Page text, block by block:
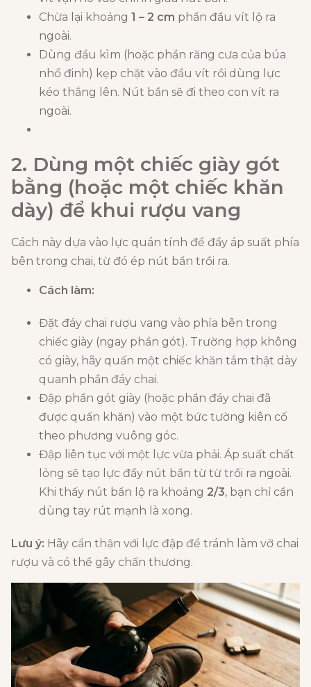
Chừa lại khoảng 1 – 2 cm phần đầu vít lộ ra
ngoài.
Dùng đầu kìm (hoặc phần răng cưa của búa
nhổ đinh) kẹp chặt vào đầu vít rồi dùng lực
kéo thẳng lên. Nút bần sẽ đi theo con vít ra
ngoài.
2. Dùng một chiếc giày gót
bằng (hoặc một chiếc khăn
dày) để khui rượu vang
Cách này dựa vào lực quán tính để đẩy áp suất phía
bên trong chai, từ đó ép nút bần trồi ra.
Cách làm:
Đặt đáy chai rượu vang vào phía bên trong
chiếc giày (ngay phần gót). Trường hợp không
có giày, hãy quấn một chiếc khăn tắm thật dày
quanh phần đáy chai.
Đập phần gót giày (hoặc phần đáy chai đã
được quấn khăn) vào một bức tường kiên cố
theo phương vuông góc.
Đập liên tục với một lực vừa phải. Áp suất chất
lỏng sẽ tạo lực đẩy nút bần từ từ trồi ra ngoài.
Khi thấy nút bần lộ ra khoảng 2/3, bạn chỉ cần
dùng tay rút mạnh là xong.
Lưu ý: Hãy cẩn thận với lực đập để tránh làm vỡ chai
rượu và có thể gây chấn thương.